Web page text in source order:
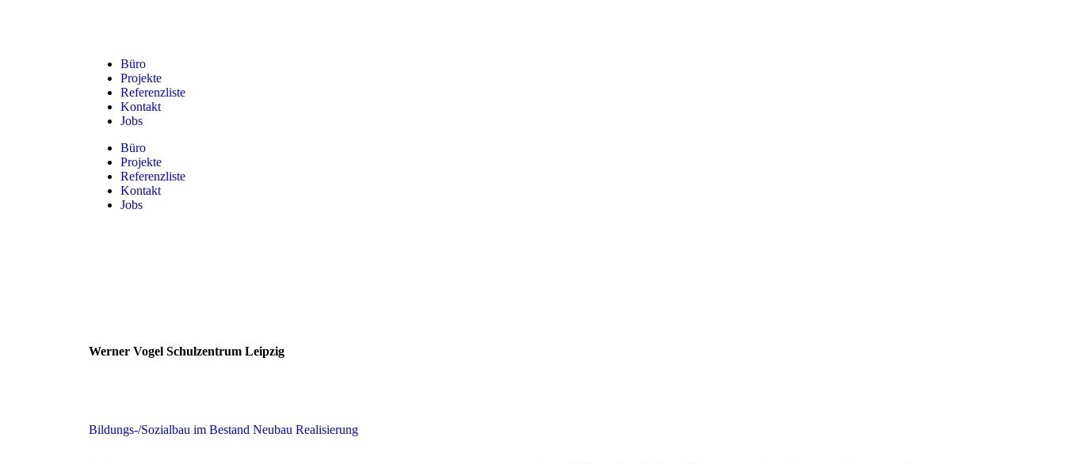
Büro
Projekte
Referenzliste
Kontakt
Jobs
Büro
Projekte
Referenzliste
Kontakt
Jobs
Werner Vogel Schulzentrum Leipzig
Bildungs-/Sozialbau im Bestand Neubau Realisierung